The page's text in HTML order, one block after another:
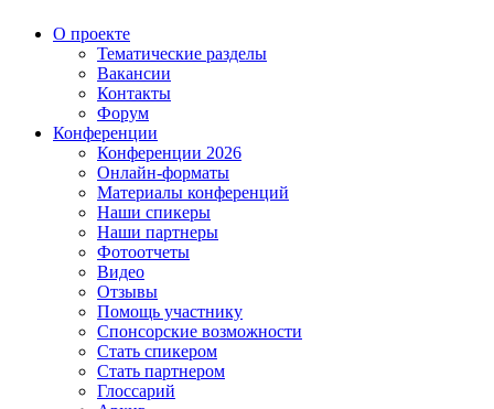
О проекте
Тематические разделы
Вакансии
Контакты
Форум
Конференции
Конференции 2026
Онлайн-форматы
Материалы конференций
Наши спикеры
Наши партнеры
Фотоотчеты
Видео
Отзывы
Помощь участнику
Спонсорские возможности
Стать спикером
Стать партнером
Глоссарий